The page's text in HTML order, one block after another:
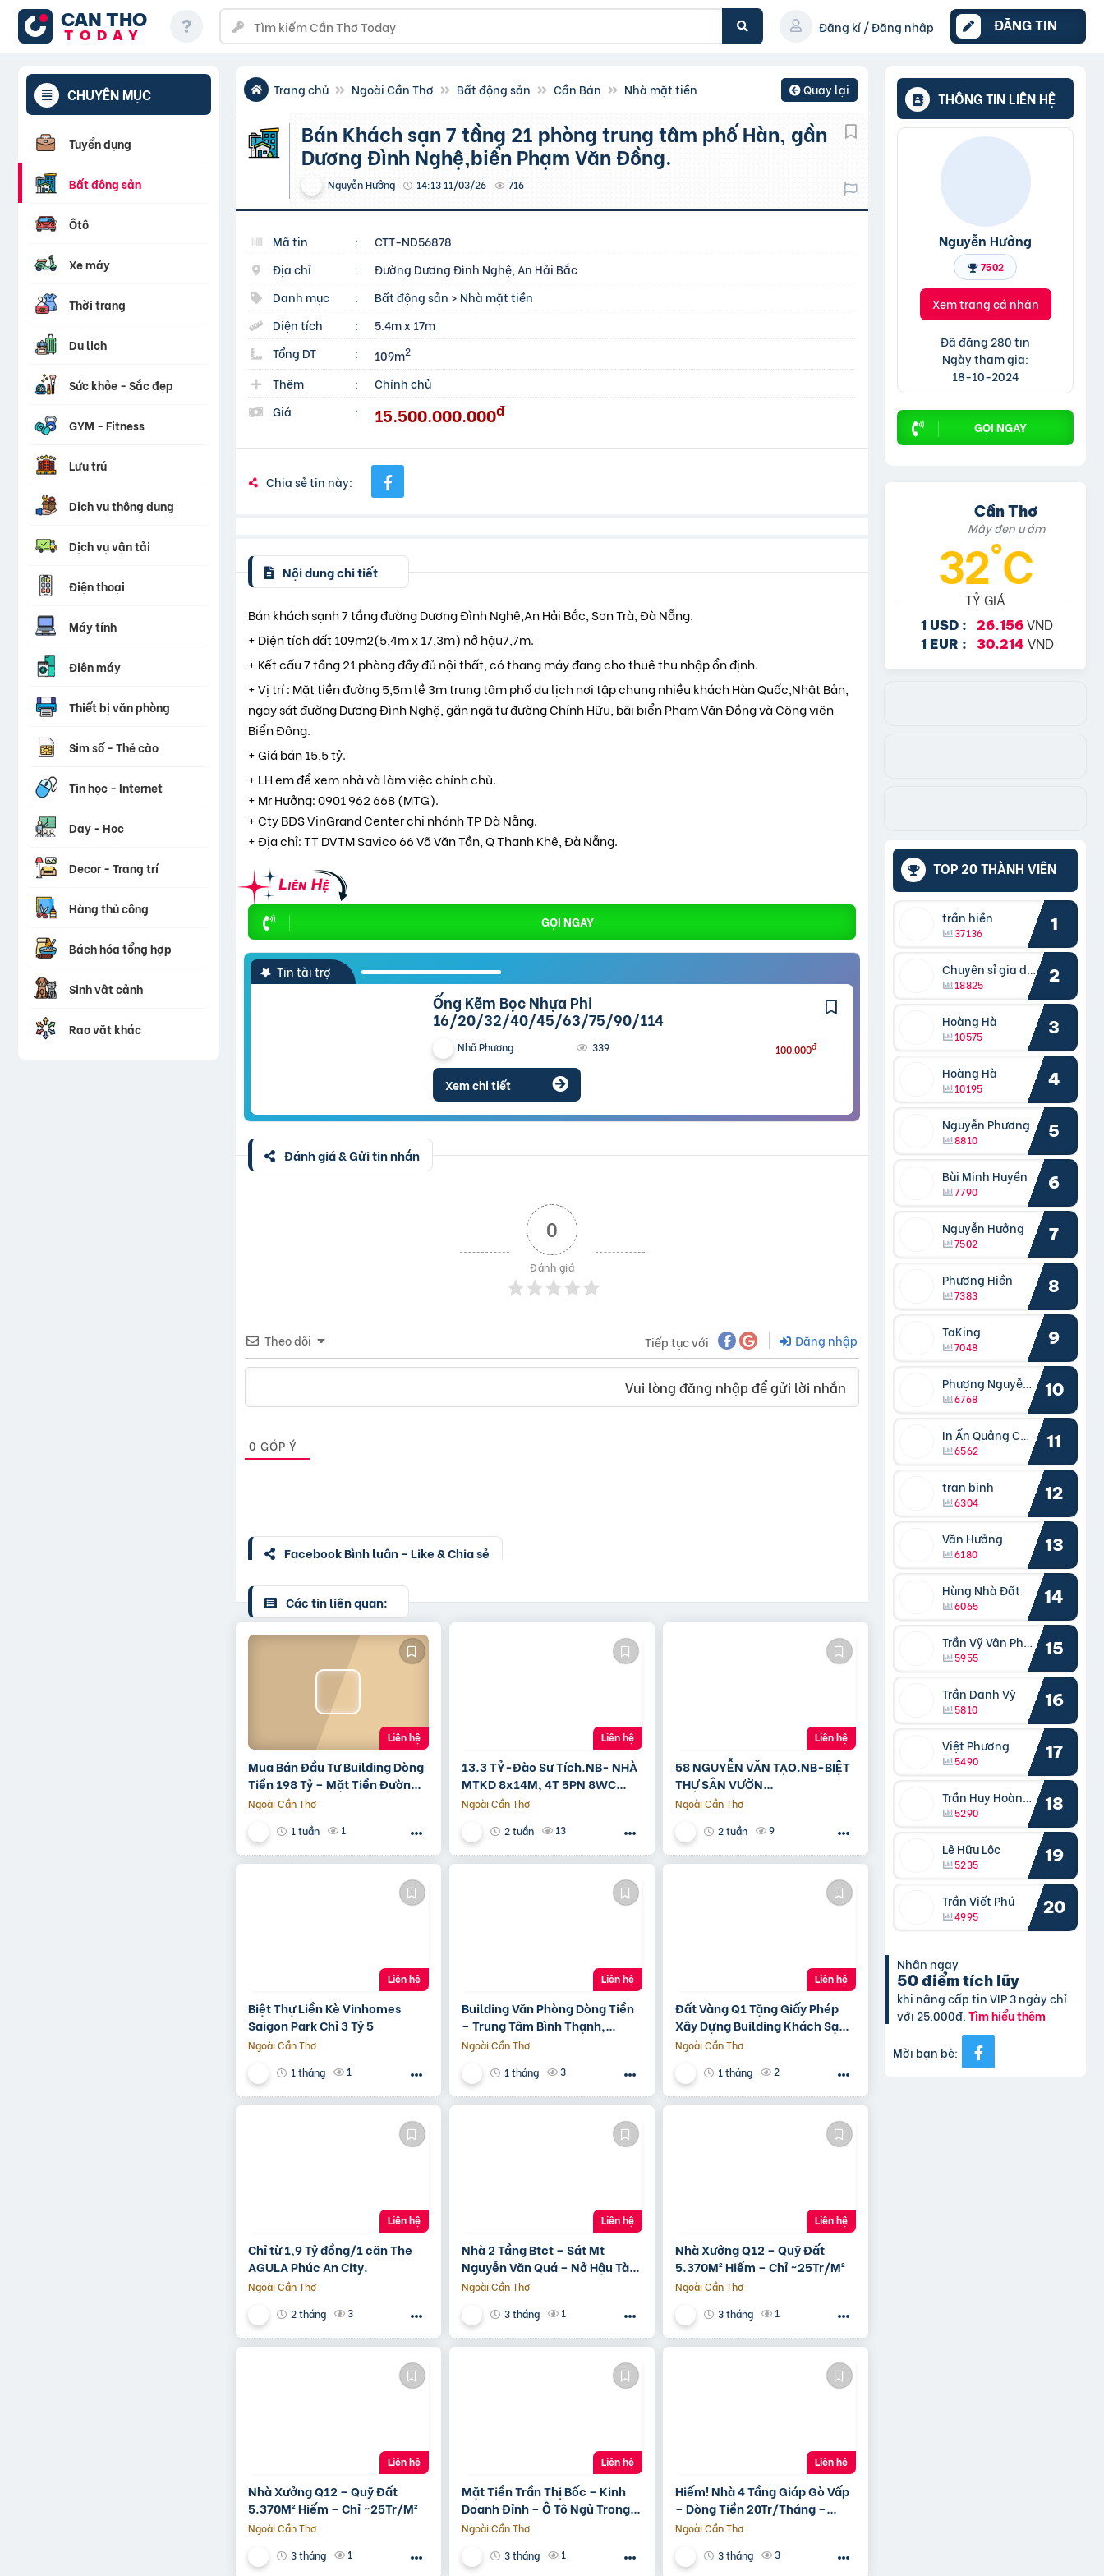
CAN THO
TODAY
Đăng kí / Đăng nhập ĐĂNG TIN
CHUYÊN MỤC
Tuyển dụng
Bất động sản
Ôtô
Xe máy
Thời trang
Du lịch
Sức khỏe - Sắc đẹp
GYM - Fitness
Lưu trú
Dịch vụ thông dụng
Dịch vụ vận tải
Điện thoại
Máy tính
Điện máy
Thiết bị văn phòng
Sim số - Thẻ cào
Tin học - Internet
Dạy - Học
Decor - Trang trí
Hàng thủ công
Bách hóa tổng hợp
Sinh vật cảnh
Rao vặt khác
Trang chủ Ngoài Cần Thơ Bất động sản Cần Bán Nhà mặt tiền Quay lại
Bán Khách sạn 7 tầng 21 phòng trung tâm phố Hàn, gần
Dương Đình Nghệ,biển Phạm Văn Đồng.
Nguyễn Hưởng 14:13 11/03/26 716
Mã tin :
CTT-ND56878
Địa chỉ
:
Đường Dương Đình Nghệ, An Hải Bắc
Danh mục
: Bất động sản > Nhà mặt tiền
Diện tích
:
5.4m x 17m
Tổng DT
: 109m2
Thêm :
Chính chủ
Giá
: 15.500.000.000đ
Chia sẻ tin này:
Nội dung chi tiết
Bán khách sạnh 7 tầng đường Dương Đình Nghệ,An Hải Bắc, Sơn Trà, Đà Nẵng.
+ Diện tích đất 109m2(5,4m x 17,3m) nở hậu7,7m.
+ Kết cấu 7 tầng 21 phòng đầy đủ nội thất, có thang máy đang cho thuê thu nhập ổn định.
+ Vị trí : Mặt tiền đường 5,5m lề 3m trung tâm phố du lịch nơi tập chung nhiều khách Hàn Quốc,Nhật Bản,
ngay sát đường Dương Đình Nghệ, gần ngã tư đường Chính Hữu, bãi biển Phạm Văn Đồng và Công viên
Biển Đông.
+ Giá bán 15,5 tỷ.
+ LH em để xem nhà và làm việc chính chủ.
+ Mr Hưởng: 0901 962 668 (MTG).
+ Cty BĐS VinGrand Center chi nhánh TP Đà Nẵng.
+ Địa chỉ: TT DVTM Savico 66 Võ Văn Tần, Q Thanh Khê, Đà Nẵng.
GỌI NGAY
Tin tài trợ
Ống Kẽm Bọc Nhựa Phi
16/20/32/40/45/63/75/90/114
Nhã Phương 339 100.000đ
Xem chi tiết
Đánh giá & Gửi tin nhắn
0
Đánh giá
Theo dõi Tiếp tục với Đăng nhập
Vui lòng đăng nhập để gửi lời nhắn
0 GÓP Ý
Facebook Bình luận - Like & Chia sẻ
Các tin liên quan:
Mua Bán Đầu Tư Building Dòng
Tiền 198 Tỷ – Mặt Tiền Đường
3/2, Trung Tâm Quận 10
Ngoài Cần Thơ
1 tuần
1
Liên hệ
13.3 TỶ-Đào Sư Tích.NB- NHÀ
MTKD 8x14M, 4T 5PN 8WC
FULL NỘI THẤT GỖ ĐỎ
Ngoài Cần Thơ
2 tuần
13
Liên hệ
58 NGUYỄN VĂN TẠO.NB-BIỆT
THỰ SÂN VƯỜN
260M2[11x24M]-12.8 TỶ
Ngoài Cần Thơ
2 tuần
9
Liên hệ
Biệt Thự Liền Kè Vinhomes
Saigon Park Chỉ 3 Tỷ 5
Ngoài Cần Thơ
1 tháng
1
Liên hệ
Building Văn Phòng Dòng Tiền
– Trung Tâm Bình Thạnh,
Tp.hcm Chỉ 100Tr/M2 Đất
Ngoài Cần Thơ
1 tháng
3
Liên hệ
Đất Vàng Q1 Tặng Giấy Phép
Xây Dựng Building Khách Sạn
12 Tầng
Ngoài Cần Thơ
1 tháng
2
Liên hệ
Chỉ từ 1,9 Tỷ đồng/1 căn The
AGULA Phúc An City.
Ngoài Cần Thơ
2 tháng
3
Liên hệ
Nhà 2 Tầng Btct – Sát Mt
Nguyễn Văn Quá – Nở Hậu Tài
Lộc
Ngoài Cần Thơ
3 tháng
1
Liên hệ
Nhà Xưởng Q12 – Quỹ Đất
5.370M² Hiếm – Chỉ ~25Tr/M²
Ngoài Cần Thơ
3 tháng
1
Liên hệ
Nhà Xưởng Q12 – Quỹ Đất
5.370M² Hiếm – Chỉ ~25Tr/M²
Ngoài Cần Thơ
3 tháng
1
Liên hệ
Mặt Tiền Trần Thị Bốc – Kinh
Doanh Đỉnh – Ô Tô Ngủ Trong
Nhà
Ngoài Cần Thơ
3 tháng
1
Liên hệ
Hiếm! Nhà 4 Tầng Giáp Gò Vấp
– Dòng Tiền 20Tr/Tháng –
Tương Lai Ra Mặt Tiền 12M
Ngoài Cần Thơ
3 tháng
3
Liên hệ
THÔNG TIN LIÊN HỆ
Nguyễn Hưởng
7502
Xem trang cá nhân
Đã đăng 280 tin
Ngày tham gia:
18-10-2024
GỌI NGAY
Cần Thơ
Mây đen u ám
32°C
TỶ GIÁ
1 USD : 26.156 VND
1 EUR : 30.214 VND
TOP 20 THÀNH VIÊN
trần hiền
37136 1
Chuyên sỉ gia dụng
18825 2
Hoàng Hà
10575 3
Hoàng Hà
10195 4
Nguyễn Phương
8810 5
Bùi Minh Huyền
7790 6
Nguyễn Hưởng
7502 7
Phương Hiền
7383 8
TaKing
7048 9
Phượng Nguyễn Phượng
6768 10
In Ấn Quảng Cáo Cần Thơ
6562 11
tran binh
6304 12
Văn Hưởng
6180 13
Hùng Nhà Đất
6065 14
Trần Vỹ Vân Phong
5955 15
Trần Danh Vỹ
5810 16
Việt Phương
5490 17
Trần Huy Hoàng Bắc
5290 18
Lê Hữu Lộc
5235 19
Trần Viết Phú
4995 20
Nhận ngay
50 điểm tích lũy
khi nâng cấp tin VIP 3 ngày chỉ
với 25.000đ.Tìm hiểu thêm
Mời bạn bè: